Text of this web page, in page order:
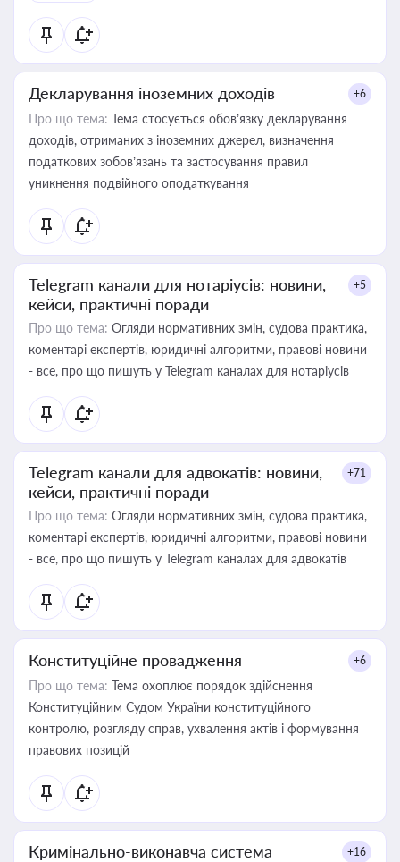
Декларування іноземних доходів +6
Про що тема: Тема стосується обов’язку декларування
доходів, отриманих з іноземних джерел, визначення
податкових зобов’язань та застосування правил
уникнення подвійного оподаткування
Telegram канали для нотаріусів: новини,
кейси, практичні поради
+5
Про що тема: Огляди нормативних змін, судова практика,
коментарі експертів, юридичні алгоритми, правові новини
- все, про що пишуть у Telegram каналах для нотаріусів
Telegram канали для адвокатів: новини,
кейси, практичні поради
+71
Про що тема: Огляди нормативних змін, судова практика,
коментарі експертів, юридичні алгоритми, правові новини
- все, про що пишуть у Telegram каналах для адвокатів
Конституційне провадження +6
Про що тема: Тема охоплює порядок здійснення
Конституційним Судом України конституційного
контролю, розгляду справ, ухвалення актів і формування
правових позицій
Кримінально-виконавча система +16